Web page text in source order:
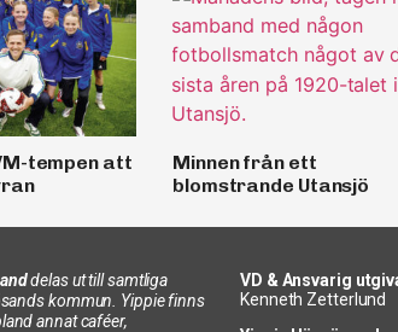
tempen att
Minnen från ett
blomstrande Utansjö
delas ut till samtliga
kommun. Yippie finns
annat caféer,
VD & Ansvarig
Kenneth Zetterlund